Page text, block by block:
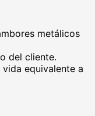
metálicos
del cliente.
equivalente a